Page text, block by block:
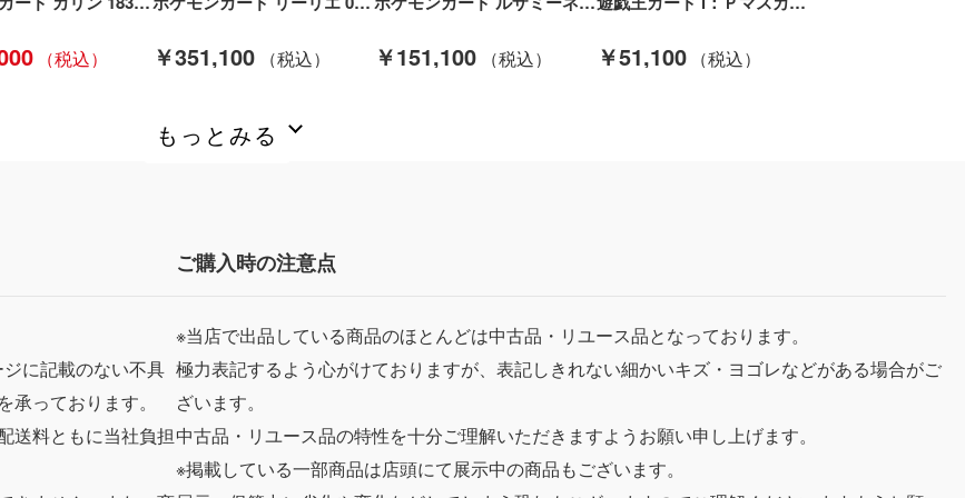
￥351,100 ￥151,100 ￥51,100
もっとみる
に記載のない不具
っております。
送料ともに当社負担
ご購入時の注意点
※当店で出品している商品のほとんどは中古品・リユース品となっております。
極力表記するよう心がけておりますが、表記しきれない細かいキズ・ヨゴレなどがある場合がご
ざいます。
中古品・リユース品の特性を十分ご理解いただきますようお願い申し上げます。
※掲載している一部商品は店頭にて展示中の商品もございます。